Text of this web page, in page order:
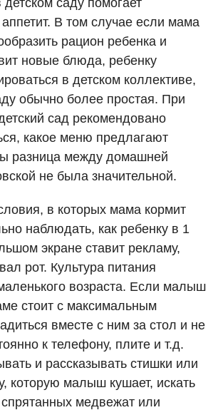
отделение
отделение
терапии
отделение
саду помогает
В том случае если мама
рацион ребенка и
новые блюда, ребенку
в детском коллективе,
обычно более простая. При
сад рекомендовано
какое меню предлагают
разница между домашней
не была значительной.
в которых мама кормит
наблюдать, как ребенку в 1
экране ставит рекламу,
рот. Культура питания
возраста. Если малыш
стоит с максимальным
вместе с ним за стол и не
к телефону, плите и т.д.
и рассказывать стишки или
которую малыш кушает, искать
медвежат или